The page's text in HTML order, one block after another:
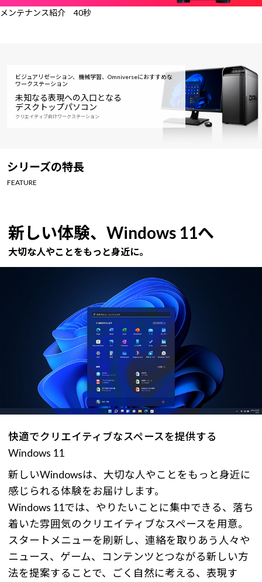
メンテナンス紹介 40秒
ビジュアリゼーション、機械学習、Omniverseにおすすめな
ワークステーション
未知なる表現への入口となる
デスクトップパソコン
クリエイティブ向けワークステーション
シリーズの特長
FEATURE
新しい体験、Windows 11へ
大切な人やことをもっと身近に。
快適でクリエイティブなスペースを提供する
Windows 11
新しいWindowsは、大切な人やことをもっと身近に
感じられる体験をお届けします。
Windows 11では、やりたいことに集中できる、落ち
着いた雰囲気のクリエイティブなスペースを用意。
スタートメニューを刷新し、連絡を取りあう人々や
ニュース、ゲーム、コンテンツとつながる新しい方
法を提案することで、ごく自然に考える、表現す